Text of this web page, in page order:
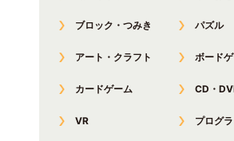
ブロック・つみき パズル
アート・クラフト ボード
カードゲーム CD・
VR プログ